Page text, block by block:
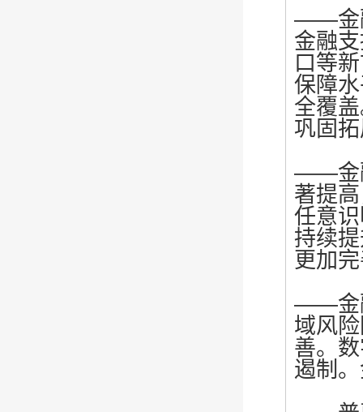
——金
金融
口等
保障
全覆
巩固
——金
著提
任意
持续
更加
——金
域风
善。
遏制